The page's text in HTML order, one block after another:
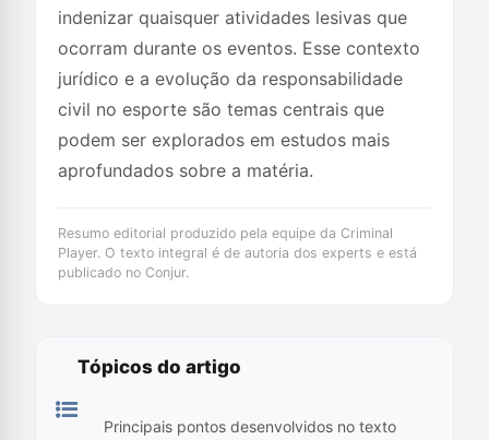
indenizar quaisquer atividades lesivas que
ocorram durante os eventos. Esse contexto
jurídico e a evolução da responsabilidade
civil no esporte são temas centrais que
podem ser explorados em estudos mais
aprofundados sobre a matéria.
Resumo editorial produzido pela equipe da Criminal
Player. O texto integral é de autoria dos experts e está
publicado no Conjur.
Tópicos do artigo
Principais pontos desenvolvidos no texto